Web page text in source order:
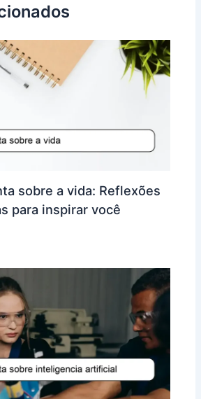
sobre a vida: Reflexões
para inspirar você